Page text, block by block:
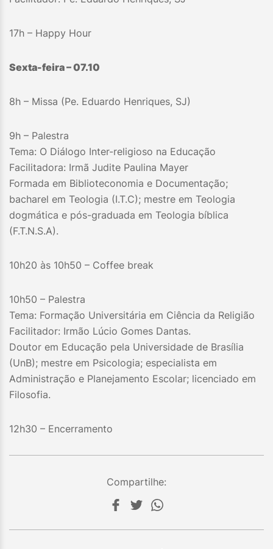
17h – Happy Hour
Sexta-feira – 07.10
8h – Missa (Pe. Eduardo Henriques, SJ)
9h – Palestra
Tema: O Diálogo Inter-religioso na Educação
Facilitadora: Irmã Judite Paulina Mayer
Formada em Biblioteconomia e Documentação;
bacharel em Teologia (I.T.C); mestre em Teologia
dogmática e pós-graduada em Teologia bíblica
(F.T.N.S.A).
10h20 às 10h50 – Coffee break
10h50 – Palestra
Tema: Formação Universitária em Ciência da Religião
Facilitador: Irmão Lúcio Gomes Dantas.
Doutor em Educação pela Universidade de Brasília
(UnB); mestre em Psicologia; especialista em
Administração e Planejamento Escolar; licenciado em
Filosofia.
12h30 – Encerramento
Compartilhe: